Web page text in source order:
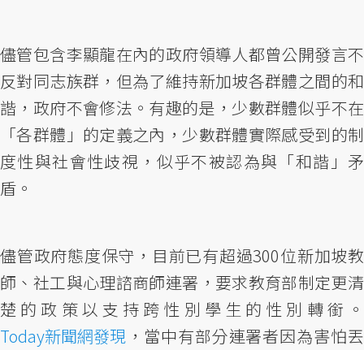
儘管包含李顯龍在內的政府領導人都曾公開發言不
反對同志族群，但為了維持新加坡各群體之間的和
諧，政府不會修法。有趣的是，少數群體似乎不在
「各群體」的定義之內，少數群體實際感受到的制
度性與社會性歧視，似乎不被認為與「和諧」矛
盾。
儘管政府態度保守，目前已有超過300位新加坡教
師、社工與心理諮商師連署，要求教育部制定更清
楚的政策以支持跨性別學生的性別轉銜。
Today新聞網發現 ，當中有部分連署者因為害怕丟